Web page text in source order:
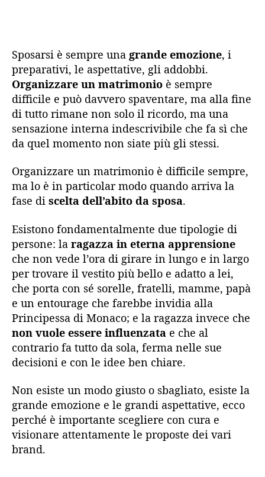
Sposarsi è sempre una grande emozione, i
preparativi, le aspettative, gli addobbi.
Organizzare un matrimonio è sempre
difficile e può davvero spaventare, ma alla fine
di tutto rimane non solo il ricordo, ma una
sensazione interna indescrivibile che fa sì che
da quel momento non siate più gli stessi.
Organizzare un matrimonio è difficile sempre,
ma lo è in particolar modo quando arriva la
fase di scelta dell’abito da sposa.
Esistono fondamentalmente due tipologie di
persone: la ragazza in eterna apprensione
che non vede l’ora di girare in lungo e in largo
per trovare il vestito più bello e adatto a lei,
che porta con sé sorelle, fratelli, mamme, papà
e un entourage che farebbe invidia alla
Principessa di Monaco; e la ragazza invece che
non vuole essere influenzata e che al
contrario fa tutto da sola, ferma nelle sue
decisioni e con le idee ben chiare.
Non esiste un modo giusto o sbagliato, esiste la
grande emozione e le grandi aspettative, ecco
perché è importante scegliere con cura e
visionare attentamente le proposte dei vari
brand.